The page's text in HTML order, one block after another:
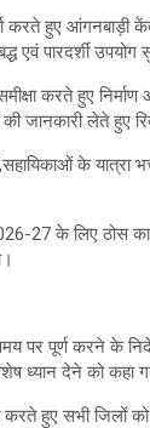
हुए आंगनबाड़ी
पारदर्शी उपयोग
करते हुए
जानकारी लेते हुए
के यात्रा
27 के लिए ठोस
पर पूर्ण करने के
ध्यान देने को कहा
करते हुए सभी